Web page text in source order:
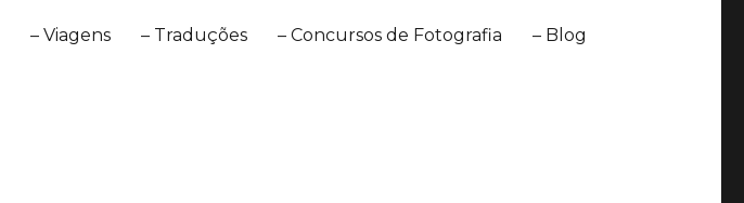
– Viagens – Traduções – Concursos de Fotografia – Blog